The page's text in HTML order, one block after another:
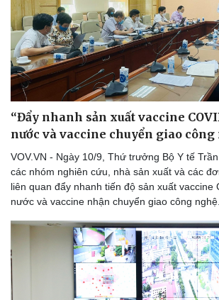
Cải chính
“Đẩy nhanh sản xuất vaccine
nước và vaccine chuyển giao công
VOV.VN - Ngày 10/9, Thứ trưởng Bộ Y tế
các nhóm nghiên cứu, nhà sản xuất và các
liên quan đẩy nhanh tiến độ sản xuất vaccine
nước và vaccine nhận chuyển giao công nghệ.